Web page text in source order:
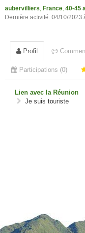
aubervilliers France 40-45
Dernière activité: 04/10/2023
Profil
Participations (0)
Lien avec la Réunion
Je suis touriste